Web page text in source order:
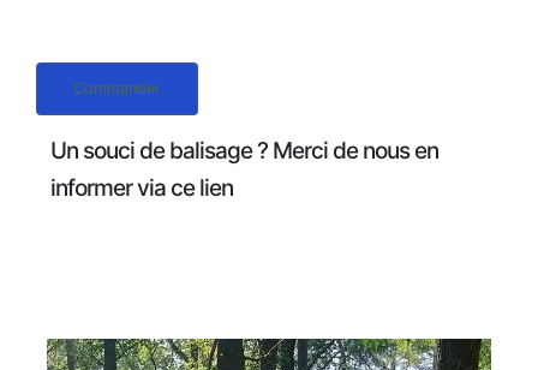
Commander
Un souci de balisage ? Merci de nous en
informer via ce lien